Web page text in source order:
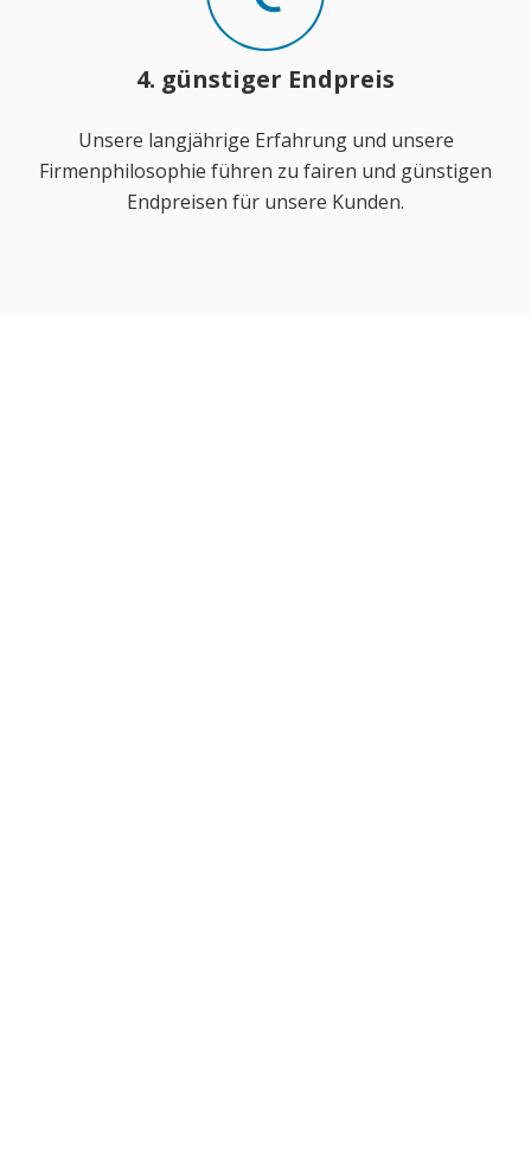
4. günstiger Endpreis
Unsere langjährige Erfahrung und unsere
Firmenphilosophie führen zu fairen und günstigen
Endpreisen für unsere Kunden.